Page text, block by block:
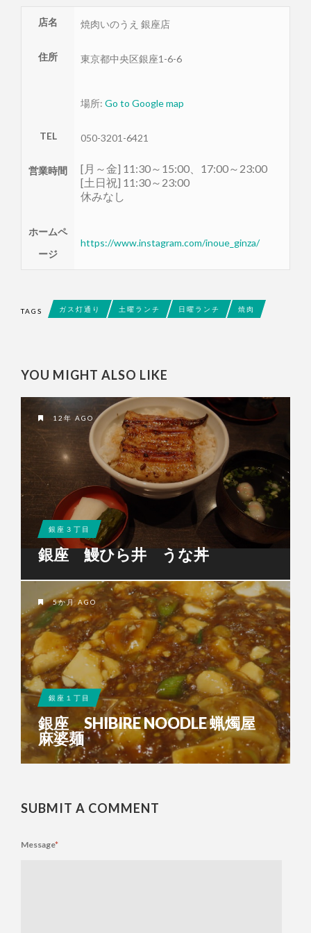
店名 焼肉いのうえ 銀座店
住所 東京都中央区銀座1-6-6
場所: Go to Google map
TEL 050-3201-6421
営業時間
[月～金] 11:30～15:00、17:00～23:00
[土日祝] 11:30～23:00
休みなし
ホームペ
ージ
https://www.instagram.com/inoue_ginza/
TAGS ガス灯通り 土曜ランチ 日曜ランチ 焼肉
YOU MIGHT ALSO LIKE
12年 AGO
銀座３丁目
銀座 鰻ひら井 うな丼
5か月 AGO
銀座１丁目
銀座 SHIBIRE NOODLE 蝋燭屋
麻婆麺
SUBMIT A COMMENT
Message*